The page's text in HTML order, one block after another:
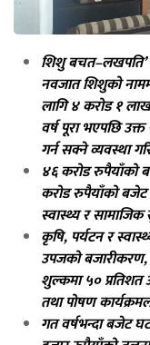
शिशु बचत–लखपति’
नवजात शिशुको
लागि ४ करोड १
वर्ष पूरा भएपछि
गर्न सक्ने व्यवस्था
४६ करोड रुपैयाँको
करोड रुपैयाँको बजेट
स्वास्थ्य र सामाजिक
कृषि, पर्यटन र
उपजको बजारीकरण,
शुल्कमा ५० प्रतिशत
तथा पोषण
गत वर्षभन्दा बजेट